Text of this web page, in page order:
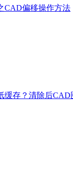
CAD偏移操作方法
缓存？清除后CAD